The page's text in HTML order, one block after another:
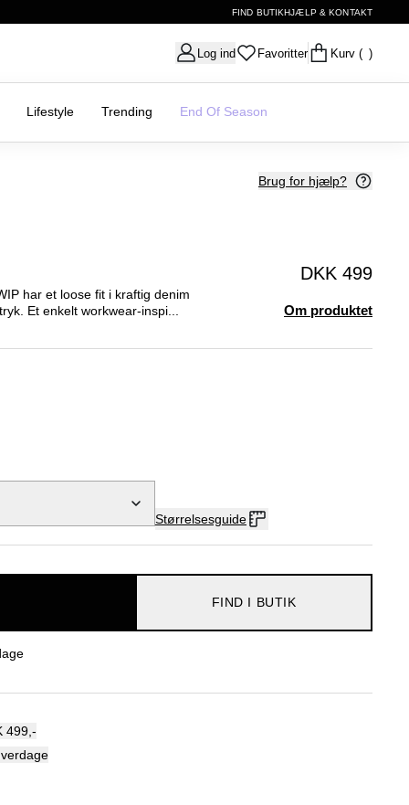
FIND BUTIKHJÆLP & KONTAKT
Log ind Favoritter Kurv ( )
Lifestyle Trending End Of Season
Brug for hjælp?
DKK 499
har et loose fit i kraftig denim
Et enkelt workwear-inspi...
Om produktet
Størrelsesguide
FIND I BUTIK
499,-